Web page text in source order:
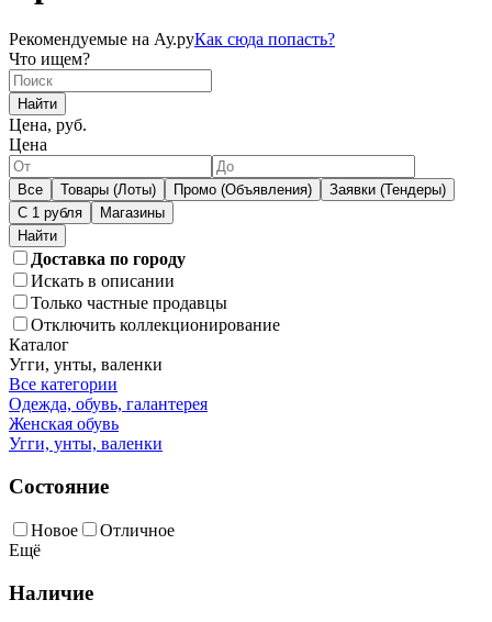
Рекомендуемые на Ау.руКак сюда попасть?
Что ищем?
Найти
Цена, руб.
Цена
Все Товары (Лоты) Промо (Объявления)
Заявки (Тендеры)
С 1 рубля
Магазины
Доставка по городу
Искать в описании
Только частные продавцы
Отключить коллекционирование
Каталог
Угги, унты, валенки
Все категории
Одежда, обувь, галантерея
Женская обувь
Угги, унты, валенки
Состояние
Новое
Отличное
Ещё
Наличие